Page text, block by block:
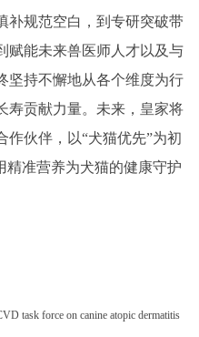
补规范空白，到专研突破带
赋能未来兽医师人才以及与
坚持不懈地从各个维度为行
寿贡献力量。未来，皇家将
作伙伴，以“犬猫优先”为初
精准营养为犬猫的健康守护
task force on canine atopic dermatitis